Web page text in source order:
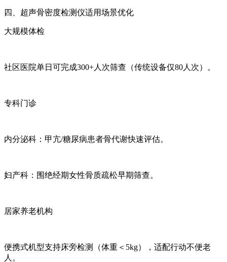
四、超声骨密度检测仪适用场景优化
大规模体检
社区医院单日可完成300+人次筛查（传统设备仅80人次）。
专科门诊
内分泌科：甲亢/糖尿病患者骨代谢快速评估。
妇产科：围绝经期女性骨质疏松早期筛查。
居家养老机构
便携式机型支持床旁检测（体重＜5kg），适配行动不便老
人。